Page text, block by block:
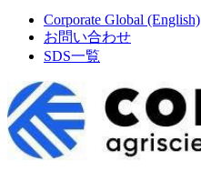
Corporate Global (English)
お問い合わせ
SDS一覧